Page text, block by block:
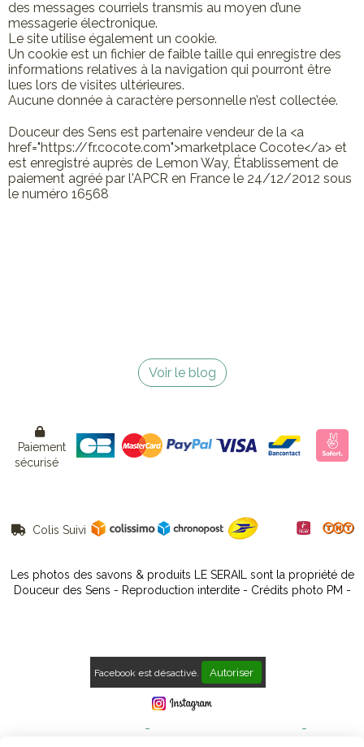
des messages courriels transmis au moyen d’une
messagerie électronique.
Le site utilise également un cookie.
Un cookie est un fichier de faible taille qui enregistre des
informations relatives à la navigation qui pourront être
lues lors de visites ultérieures.
Aucune donnée à caractère personnelle n’est collectée.
Douceur des Sens est partenaire vendeur de la <a
href="https://fr.cocote.com">marketplace Cocote</a> et
est enregistré auprès de Lemon Way, Établissement de
paiement agréé par l'APCR en France le 24/12/2012 sous
le numéro 16568
Voir le blog

Paiement
sécurisé
 Colis Suivi
Les photos des savons & produits LE SERAIL sont la propriété de
Douceur des Sens - Reproduction interdite - Crédits photo PM -
Facebook est désactivé. Autoriser